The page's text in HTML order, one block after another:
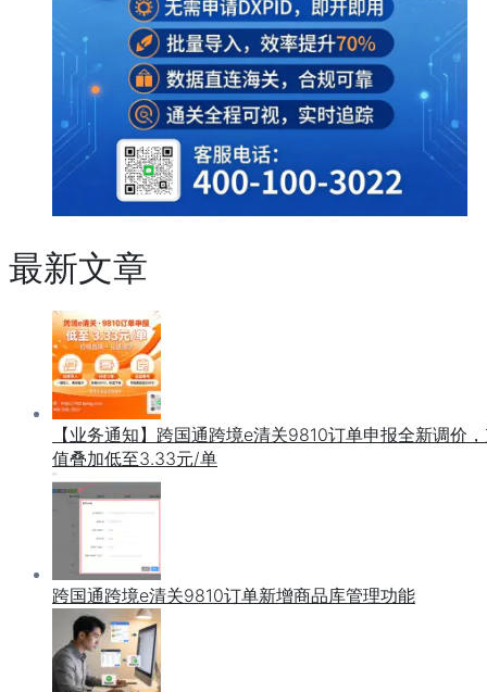
最新文章
【业务通知】跨国通跨境e清关9810订单申报全新调价
值叠加低至3.33元/单
跨国通跨境e清关9810订单新增商品库管理功能